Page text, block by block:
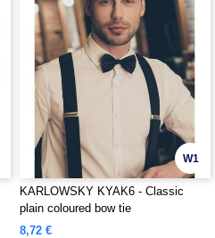
W1
KARLOWSKY KYAK6 - Classic
plain coloured bow tie
8,72 €